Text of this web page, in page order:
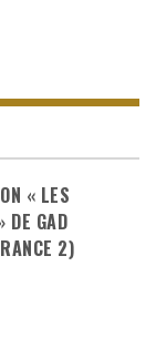
« LES
DE GAD
2)